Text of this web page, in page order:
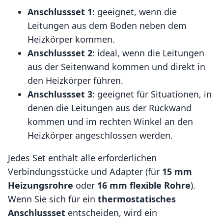
Anschlussset 1: geeignet, wenn die
Leitungen aus dem Boden neben dem
Heizkörper kommen.
Anschlussset 2: ideal, wenn die Leitungen
aus der Seitenwand kommen und direkt in
den Heizkörper führen.
Anschlussset 3: geeignet für Situationen, in
denen die Leitungen aus der Rückwand
kommen und im rechten Winkel an den
Heizkörper angeschlossen werden.
Jedes Set enthält alle erforderlichen
Verbindungsstücke und Adapter (für 15 mm
Heizungsrohre oder 16 mm flexible Rohre).
Wenn Sie sich für ein thermostatisches
Anschlussset entscheiden, wird ein